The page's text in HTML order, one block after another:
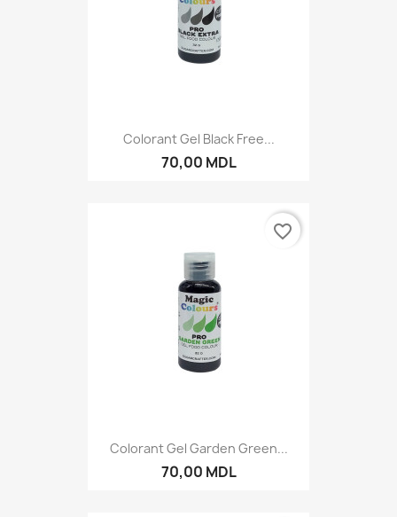
Colorant Gel Black Free...
70,00 MDL
Colorant Gel Garden Green...
70,00 MDL
favorite_border